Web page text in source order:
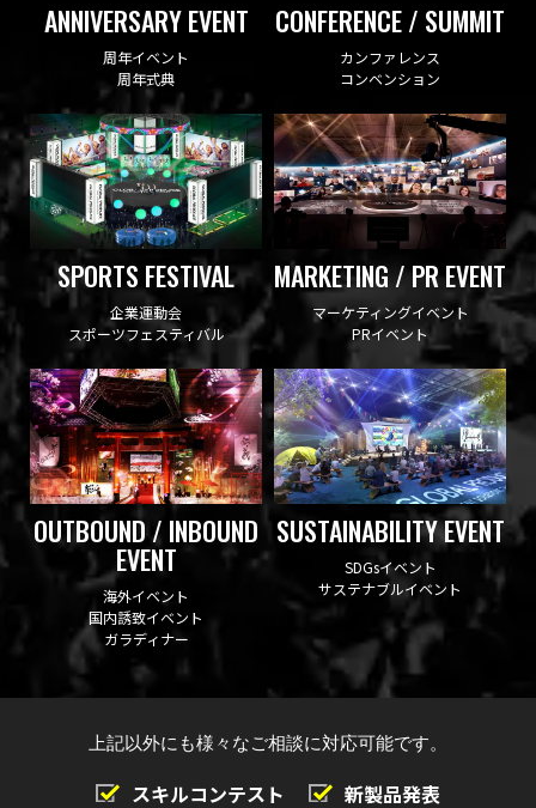
ANNIVERSARY EVENT
周年イベント
周年式典
CONFERENCE / SUMMIT
カンファレンス
コンベンション
SPORTS FESTIVAL
企業運動会
スポーツフェスティバル
MARKETING / PR EVENT
マーケティングイベント
PRイベント
OUTBOUND / INBOUND
EVENT
海外イベント
国内誘致イベント
ガラディナー
SUSTAINABILITY EVENT
SDGsイベント
サステナブルイベント
上記以外にも様々なご相談に対応可能です。
スキルコンテスト 新製品発表